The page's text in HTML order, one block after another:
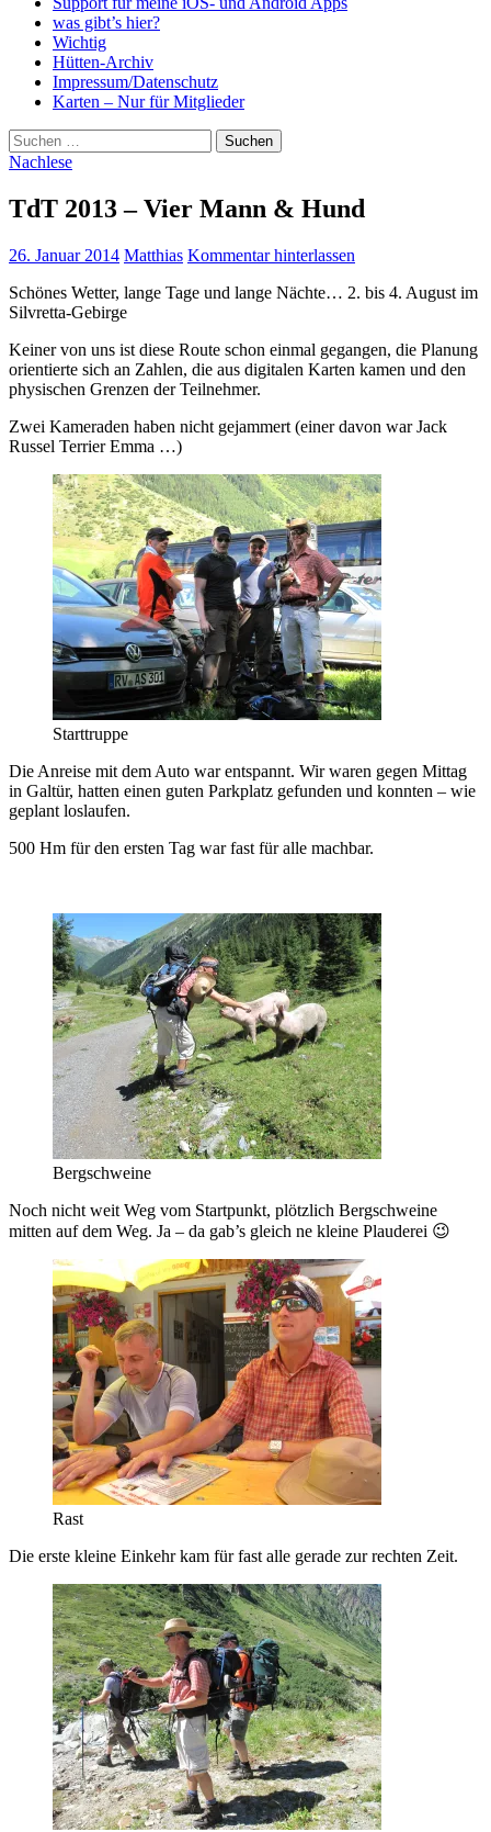
was gibt’s hier?
Wichtig
Hütten-Archiv
Impressum/Datenschutz
Karten – Nur für Mitglieder
Suchen
nach:
Nachlese
TdT 2013 – Vier Mann & Hund
26. Januar 2014 Matthias Kommentar hinterlassen
Schönes Wetter, lange Tage und lange Nächte… 2. bis 4. August im
Silvretta-Gebirge
Keiner von uns ist diese Route schon einmal gegangen, die Planung
orientierte sich an Zahlen, die aus digitalen Karten kamen und den
physischen Grenzen der Teilnehmer.
Zwei Kameraden haben nicht gejammert (einer davon war Jack
Russel Terrier Emma …)
Starttruppe
Die Anreise mit dem Auto war entspannt. Wir waren gegen Mittag
in Galtür, hatten einen guten Parkplatz gefunden und konnten – wie
geplant loslaufen.
500 Hm für den ersten Tag war fast für alle machbar.
Bergschweine
Noch nicht weit Weg vom Startpunkt, plötzlich Bergschweine
mitten auf dem Weg. Ja – da gab’s gleich ne kleine Plauderei 😉
Rast
Die erste kleine Einkehr kam für fast alle gerade zur rechten Zeit.